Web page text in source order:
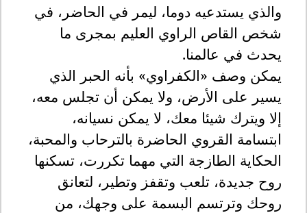
والذي يستدعيه دوما، ليمر في الحاضر، في
شخص القاص الراوي العليم بمجرى ما
يحدث في عالمنا.
يمكن وصف «الكفراوي» بأنه الحبر الذي
يسير على الأرض، ولا يمكن أن تجلس معه،
إلا ويترك شيئا معك، لا يمكن نسيانه،
ابتسامة القروي الحاضرة بالترحاب والمحبة،
الحكاية الطازجة التي مهما تكررت، تسكنها
روح جديدة، تلعب وتقفز وتطير، لتعانق
روحك وترتسم البسمة على وجهك، من